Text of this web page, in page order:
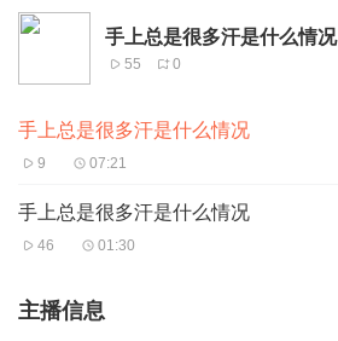
手上总是很多汗是什么情况
55 0
手上总是很多汗是什么情况
9 07:21
手上总是很多汗是什么情况
46 01:30
主播信息